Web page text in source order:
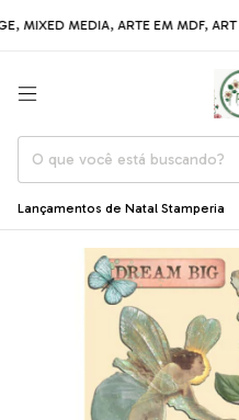
MEDIA, ARTE EM MDF, ART
Lançamentos de Natal Stamperia